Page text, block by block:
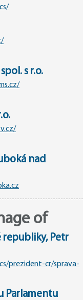
spol. s r.o.
nad
of
republiky, Petr
prezident-cr/sprava-
Parlamentu